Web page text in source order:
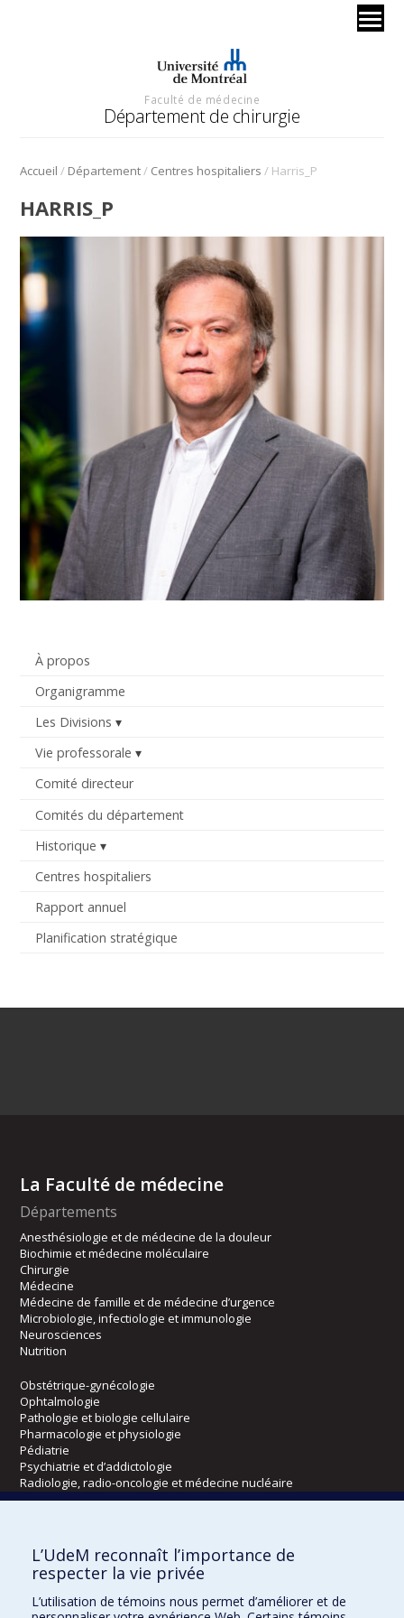
Faculté de médecine
Département de chirurgie
Accueil / Département/ Centres hospitaliers / Harris_P
À propos
Organigramme
Les Divisions
Vie professorale
Comité directeur
Comités du département
Historique
Centres hospitaliers
Rapport annuel
Planification stratégique
HARRIS_P
La Faculté de médecine
Départements
Anesthésiologie et de médecine de la douleur
Biochimie et médecine moléculaire
Chirurgie
Médecine
Médecine de famille et de médecine d’urgence
Microbiologie, infectiologie et immunologie
Neurosciences
Nutrition
Obstétrique-gynécologie
Ophtalmologie
Pathologie et biologie cellulaire
Pharmacologie et physiologie
Pédiatrie
Psychiatrie et d’addictologie
Radiologie, radio-oncologie et médecine nucléaire
Kinésiologie et des sciences de l’activité physique
Orthophonie et audiologie
Réadaptation
L’UdeM reconnaît l’importance de
respecter la vie privée
L’utilisation de témoins nous permet d’améliorer et de